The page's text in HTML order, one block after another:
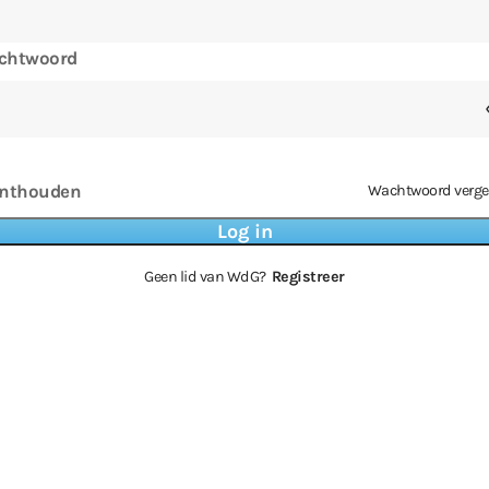
Wachtwoord
Geen lid van WdG? Registreer